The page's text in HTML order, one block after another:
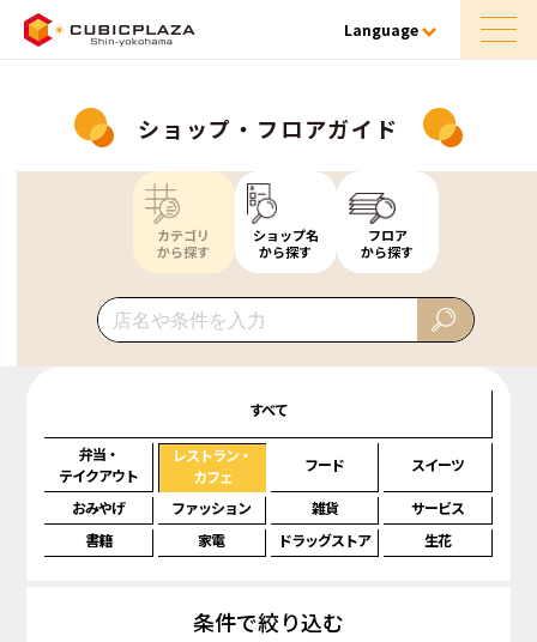
Language
ショップ・フロアガイド
カテゴリ
から探す
ショップ名
から探す
フロア
から探す
すべて
弁当・
テイクアウト
レストラン・
カフェ
フード スイーツ
おみやげ ファッション 雑貨
サービス
書籍
家電 ドラッグストア 生花
条件で絞り込む